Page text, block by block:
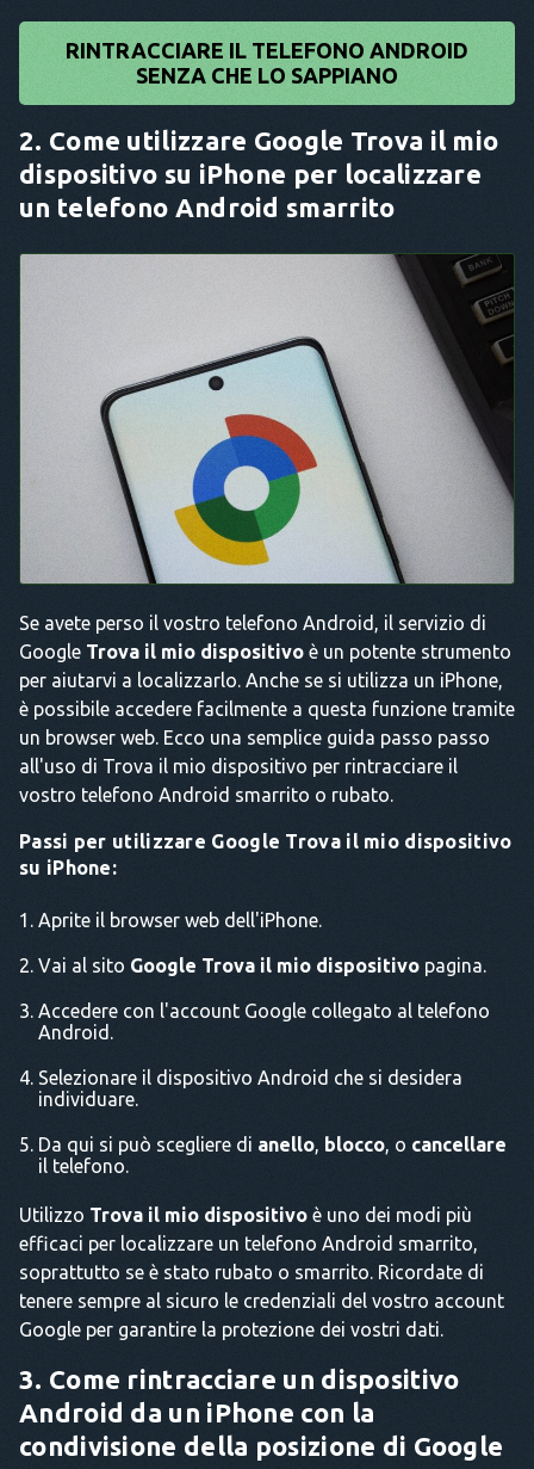
RINTRACCIARE IL TELEFONO ANDROID
SENZA CHE LO SAPPIANO
2. Come utilizzare Google Trova il mio
dispositivo su iPhone per localizzare
un telefono Android smarrito
Se avete perso il vostro telefono Android, il servizio di
Google Trova il mio dispositivo è un potente strumento
per aiutarvi a localizzarlo. Anche se si utilizza un iPhone,
è possibile accedere facilmente a questa funzione tramite
un browser web. Ecco una semplice guida passo passo
all'uso di Trova il mio dispositivo per rintracciare il
vostro telefono Android smarrito o rubato.
Passi per utilizzare Google Trova il mio dispositivo
su iPhone:
Aprite il browser web dell'iPhone.
Vai al sito Google Trova il mio dispositivo pagina.
Accedere con l'account Google collegato al telefono
Android.
Selezionare il dispositivo Android che si desidera
individuare.
Da qui si può scegliere di anello, blocco, o cancellare
il telefono.
Utilizzo Trova il mio dispositivo è uno dei modi più
efficaci per localizzare un telefono Android smarrito,
soprattutto se è stato rubato o smarrito. Ricordate di
tenere sempre al sicuro le credenziali del vostro account
Google per garantire la protezione dei vostri dati.
3. Come rintracciare un dispositivo
Android da un iPhone con la
condivisione della posizione di Google